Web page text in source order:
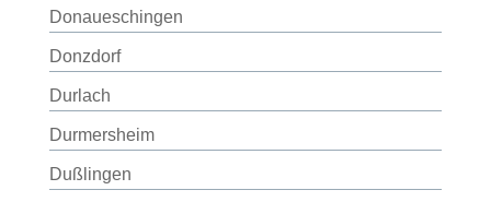
Donaueschingen
Donzdorf
Durlach
Durmersheim
Dußlingen